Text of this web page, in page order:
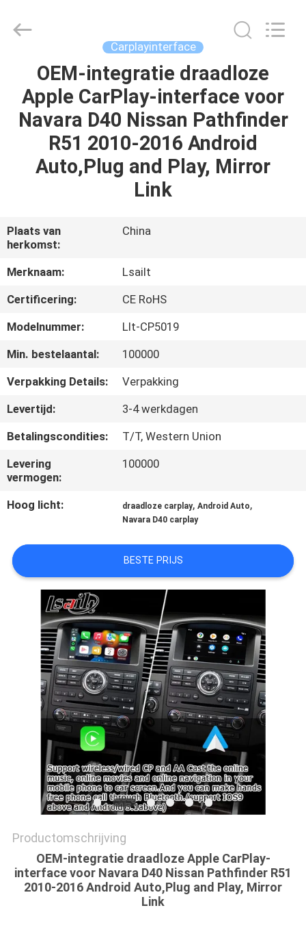
HUIS
PRODUCTEN
VIDEOS
ONS
FABRIEKSREIS
CONTACTEER
ONS
GEVALLEN
SITEMAP
PRIVACY
POLICY
Automobile
Electron
Carplayinterface
OEM-integratie draadloze
Apple CarPlay-interface voor
Navara D40 Nissan Pathfinder
R51 2010-2016 Android
Auto,Plug and Play, Mirror
Link
Plaats van
herkomst:
China
Merknaam:
Lsailt
Certificering:
CE RoHS
Modelnummer:
Llt-CP5019
Min. bestelaantal:
100000
Verpakking Details:
Verpakking
Levertijd:
3-4 werkdagen
Betalingscondities:
T/T, Western Union
Levering
vermogen:
100000
Hoog licht: draadloze carplay,Android Auto,
Navara D40 carplay
BESTE PRIJS
Productomschrijving
OEM-integratie draadloze Apple CarPlay-
interface voor Navara D40 Nissan Pathfinder R51
2010-2016 Android Auto,Plug and Play, Mirror
Link